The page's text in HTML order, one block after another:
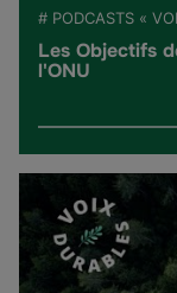
# PODCASTS «
Les Objectifs
l'ONU